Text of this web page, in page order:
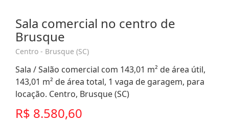
Sala comercial no centro de
Brusque
Centro - Brusque (SC)
Sala / Salão comercial com 143,01 m² de área útil,
143,01 m² de área total, 1 vaga de garagem, para
locação. Centro, Brusque (SC)
R$ 8.580,60